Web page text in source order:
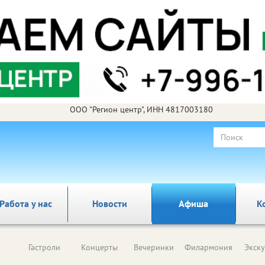
ООО "Регион центр", ИНН 4817003180
у нас Новости Афиша
Гастроли Концерты Вечеринки Филармония